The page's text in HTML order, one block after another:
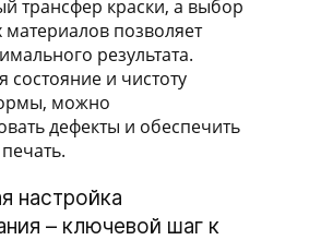
трансфер краски, а выбор
позволяет
результата.
состояние и чистоту
можно
дефекты и обеспечить
настройка
– ключевой шаг к